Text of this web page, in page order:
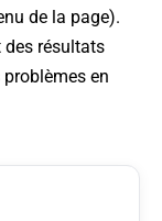
de la page).
des résultats
en